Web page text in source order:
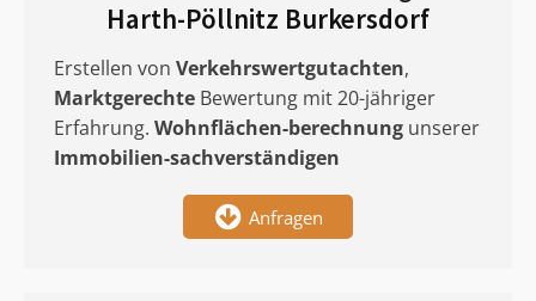
Harth-Pöllnitz Burkersdorf
Erstellen von Verkehrswertgutachten,
Marktgerechte Bewertung mit 20-jähriger
Erfahrung. Wohnflächen-berechnung unserer
Immobilien-sachverständigen
Anfragen